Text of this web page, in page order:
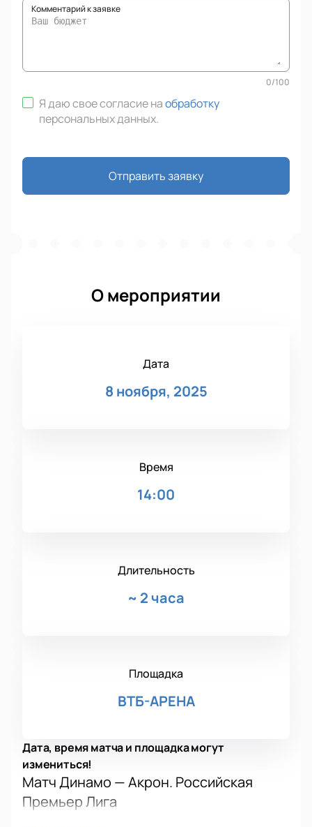
Комментарий к заявке
0/100
Я даю свое согласие наобработку
персональных данных.
Отправить заявку
О мероприятии
Дата
8 ноября, 2025
Время
14:00
Длительность
~ 2 часа
Площадка
ВТБ-АРЕНА
Дата, время матча и площадка могут
измениться!
Матч Динамо — Акрон. Российская
Премьер Лига